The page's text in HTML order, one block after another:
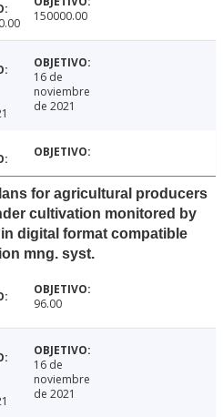
150000.00
16 de
noviembre
de 2021
for agricultural producers
cultivation monitored by
digital format compatible
mng. syst.
96.00
16 de
noviembre
de 2021